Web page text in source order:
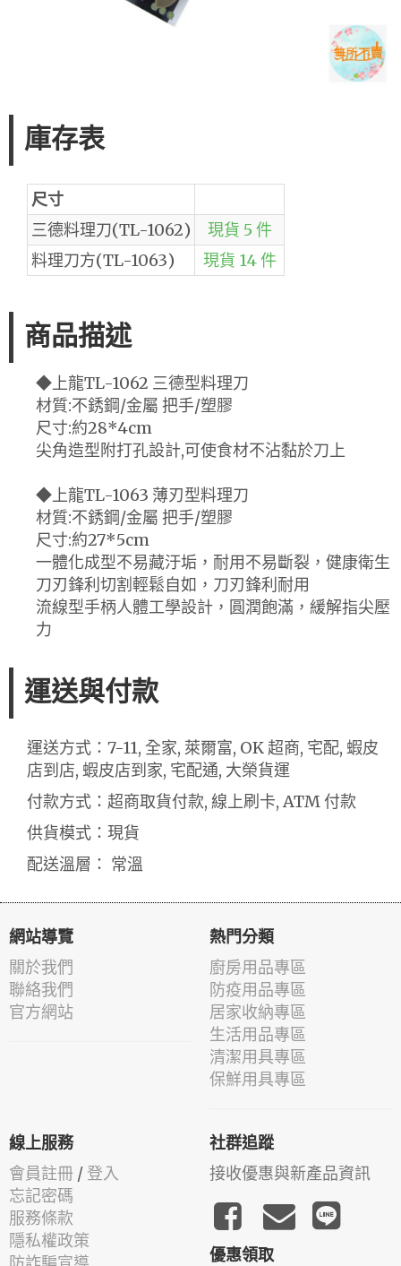
庫存表
尺寸
三德料理刀(TL-1062)
現貨 5 件
料理刀方(TL-1063)
現貨 14 件
商品描述
◆上龍TL-1062 三德型料理刀
材質:不銹鋼/金屬 把手/塑膠
尺寸:約28*4cm
尖角造型附打孔設計,可使食材不沾黏於刀上
◆上龍TL-1063 薄刃型料理刀
材質:不銹鋼/金屬 把手/塑膠
尺寸:約27*5cm
一體化成型不易藏汙垢，耐用不易斷裂，健康衛生
刀刃鋒利切割輕鬆自如，刀刃鋒利耐用
流線型手柄人體工學設計，圓潤飽滿，緩解指尖壓
力
運送與付款
運送方式：7-11, 全家, 萊爾富, OK 超商, 宅配, 蝦皮
店到店, 蝦皮店到家, 宅配通, 大榮貨運
付款方式：超商取貨付款, 線上刷卡, ATM 付款
供貨模式：現貨
配送溫層： 常溫
網站導覽
關於我們
聯絡我們
官方網站
熱門分類
廚房用品專區
防疫用品專區
居家收納專區
生活用品專區
清潔用具專區
保鮮用具專區
線上服務
會員註冊 / 登入
忘記密碼
服務條款
隱私權政策
社群追蹤
接收優惠與新產品資訊
優惠領取